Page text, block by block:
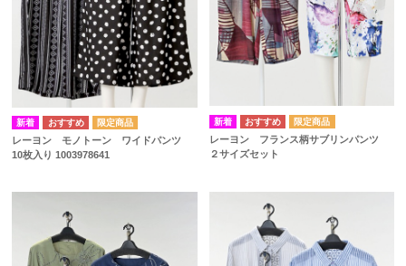
レーヨン モノトーン ワイドパンツ
10枚入り 1003978641
レーヨン フランス柄サブリンパンツ
２サイズセット